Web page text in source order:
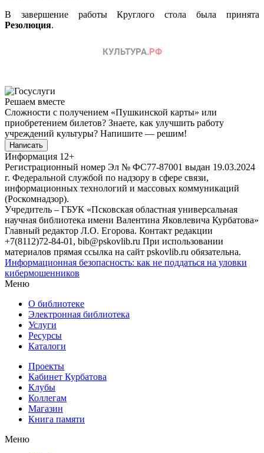
В завершение работы Круглого стола была принята
Резолюция.
Решаем вместе
Сложности с получением «Пушкинской карты» или
приобретением билетов? Знаете, как улучшить работу
учреждений культуры? Напишите — решим!
Написать
Информация 12+
Регистрационный номер Эл № ФС77-87001 выдан 19.03.2024
г. Федеральной службой по надзору в сфере связи,
информационных технологий и массовых коммуникаций
(Роскомнадзор).
Учредитель – ГБУК «Псковская областная универсальная
научная библиотека имени Валентина Яковлевича Курбатова»
Главный редактор Л.О. Егорова. Контакт редакции
+7(8112)72-84-01, bib@pskovlib.ru При использовании
материалов прямая ссылка на сайт pskovlib.ru обязательна.
Информационная безопасность: как не поддаться на уловки
кибермошенников
Меню
О библиотеке
Электронная библиотека
Услуги
Ресурсы
Каталоги
Проекты
Кабинет Курбатова
Клубы
Коллегам
Магазин
Книга памяти
Меню